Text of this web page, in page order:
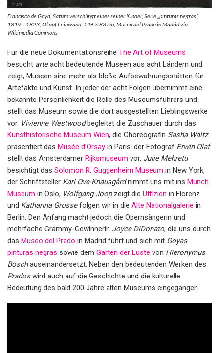
Francisco de Goya, Saturn verschlingt eines seiner Kinder, Serie „pinturas negras“,
1819 – 1823, Öl auf Leinwand, 146 × 83 cm, Museo del Prado in Madrid via
Wikimedia Commons
Für die neue Dokumentationsreihe The Art of Museums
besucht arteacht bedeutende Museen aus acht Ländern und
zeigt, Museen sind mehr als bloße Aufbewahrungsstätten für
Artefakte und Kunst. In jeder der acht Folgen übernimmt eine
bekannte Persönlichkeit die Rolle des Museumsführers und
stellt das Museum sowie die dort ausgestellten Lieblingswerke
vor. Vivienne Westwoodbegleitet die Zuschauer durch das
Kunsthistorische Museum Wien, die Choreografin Sasha Waltz
präsentiert das Musée d’Orsay in Paris, der Fotograf Erwin Olaf
stellt das Amsterdamer Rijksmuseum vor, Julie Mehretu
besichtigt das Solomon R. Guggenheim Museum in New York,
der Schriftsteller Karl Ove Knausgårdnimmt uns mit ins Munch
Museum in Oslo, Wolfgang Joopzeigt die Uffizien in Florenz
und Katharina Grossefolgen wir in die Alte Nationalgalerie in
Berlin. Den Anfang macht jedoch die Opernsängerin und
mehrfache Grammy-Gewinnerin Joyce DiDonato, die uns durch
das Museo del Prado in Madrid führt und sich mit Goyas
pinturas negras sowie dem Garten der Lüste von Hieronymus
Boschauseinandersetzt. Neben den bedeutenden Werken des
Pradoswird auch auf die Geschichte und die kulturelle
Bedeutung des bald 200 Jahre alten Museums eingegangen.